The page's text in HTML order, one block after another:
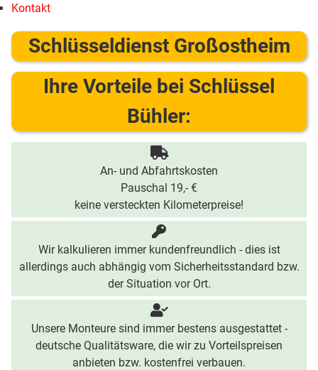
Kontakt
Schlüsseldienst Großostheim
Ihre Vorteile bei Schlüssel
Bühler:
An- und Abfahrtskosten
Pauschal 19,- €
keine versteckten Kilometerpreise!
Wir kalkulieren immer kundenfreundlich - dies ist
allerdings auch abhängig vom Sicherheitsstandard bzw.
der Situation vor Ort.
Unsere Monteure sind immer bestens ausgestattet -
deutsche Qualitätsware, die wir zu Vorteilspreisen
anbieten bzw. kostenfrei verbauen.